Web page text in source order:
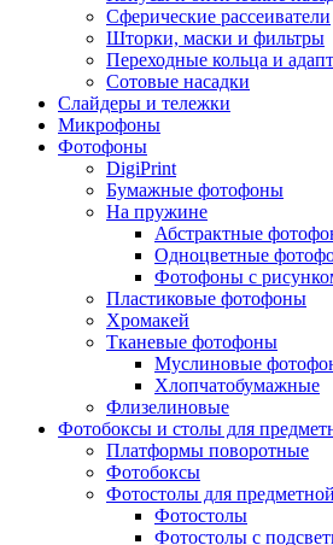
Сферические рассеиватели
Шторки, маски и фильтры
Переходные кольца и
Сотовые насадки
Слайдеры и тележки
Микрофоны
Фотофоны
DigiPrint
Бумажные фотофоны
На пружине
Абстрактные
Одноцветные
Фотофоны с
Пластиковые фотофоны
Хромакей
Тканевые фотофоны
Муслиновые
Хлопчатобумажные
Флизелиновые
Фотобоксы и столы для
Платформы поворотные
Фотобоксы
Фотостолы для
Фотостолы
Фотостолы с